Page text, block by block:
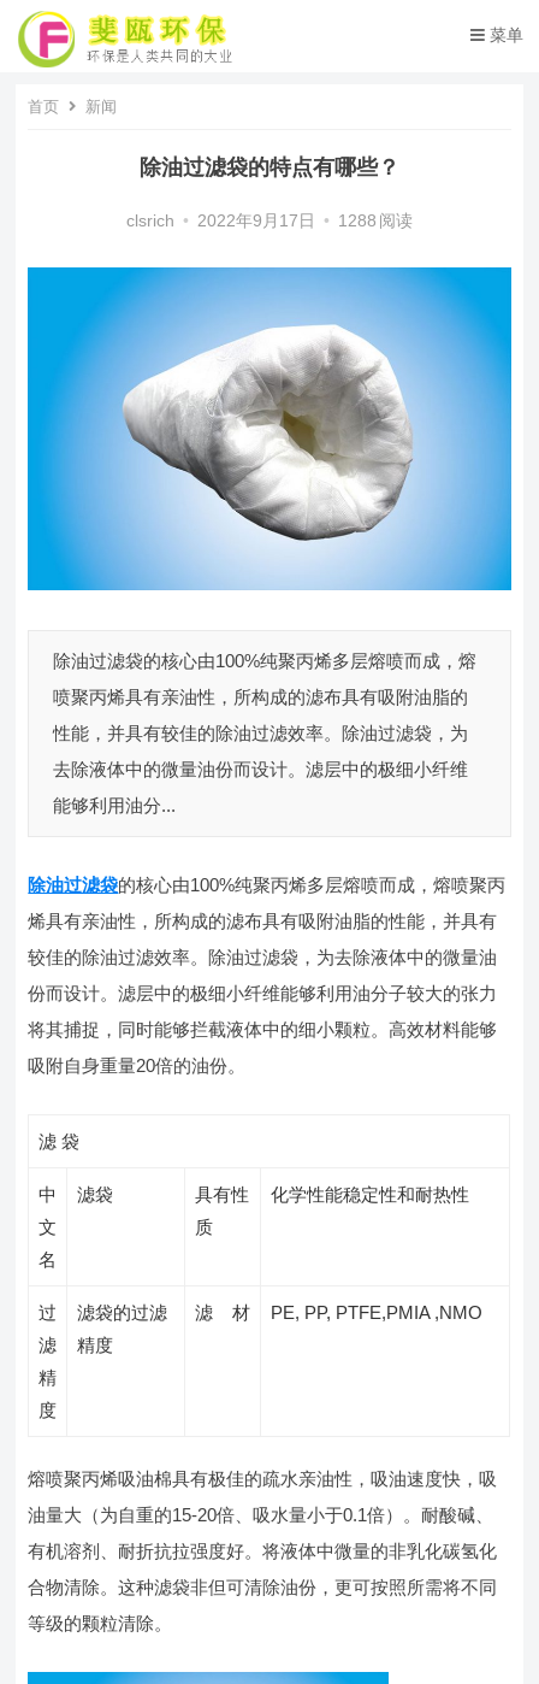
菜单
首页 新闻
除油过滤袋的特点有哪些？
clsrich • 2022年9月17日 • 1288 阅读
除油过滤袋的核心由100%纯聚丙烯多层熔喷而成，熔
喷聚丙烯具有亲油性，所构成的滤布具有吸附油脂的
性能，并具有较佳的除油过滤效率。除油过滤袋，为
去除液体中的微量油份而设计。滤层中的极细小纤维
能够利用油分...
除油过滤袋的核心由100%纯聚丙烯多层熔喷而成，熔喷聚丙
烯具有亲油性，所构成的滤布具有吸附油脂的性能，并具有
较佳的除油过滤效率。除油过滤袋，为去除液体中的微量油
份而设计。滤层中的极细小纤维能够利用油分子较大的张力
将其捕捉，同时能够拦截液体中的细小颗粒。高效材料能够
吸附自身重量20倍的油份。
滤 袋
中
文
名
滤袋
具有性
质
化学性能稳定性和耐热性
过
滤
精
度
滤袋的过滤
精度
滤 材 PE, PP, PTFE,PMIA ,NMO
熔喷聚丙烯吸油棉具有极佳的疏水亲油性，吸油速度快，吸
油量大（为自重的15-20倍、吸水量小于0.1倍）。耐酸碱、
有机溶剂、耐折抗拉强度好。将液体中微量的非乳化碳氢化
合物清除。这种滤袋非但可清除油份，更可按照所需将不同
等级的颗粒清除。